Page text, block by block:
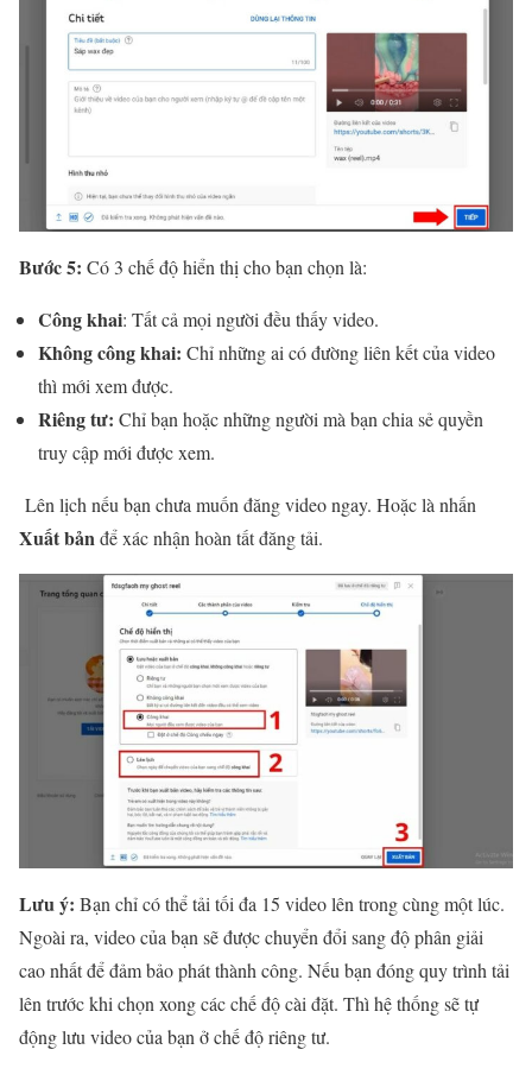
Bước 5: Có 3 chế độ hiển thị cho bạn chọn là:
Công khai: Tất cả mọi người đều thấy video.
Không công khai: Chỉ những ai có đường liên kết của video
thì mới xem được.
Riêng tư: Chỉ bạn hoặc những người mà bạn chia sẻ quyền
truy cập mới được xem.
Lên lịch nếu bạn chưa muốn đăng video ngay. Hoặc là nhấn
Xuất bảnđể xác nhận hoàn tất đăng tải.
Lưu ý: Bạn chỉ có thể tải tối đa 15 video lên trong cùng một lúc.
Ngoài ra, video của bạn sẽ được chuyển đổi sang độ phân giải
cao nhất để đảm bảo phát thành công. Nếu bạn đóng quy trình tải
lên trước khi chọn xong các chế độ cài đặt. Thì hệ thống sẽ tự
động lưu video của bạn ở chế độ riêng tư.